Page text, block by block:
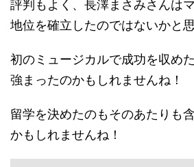
評判もよく、長澤まさみさんは
地位を確立したのではないかと思
初のミュージカルで成功を収め
強まったのかもしれませんね！
留学を決めたのもそのあたりも
かもしれませんね！